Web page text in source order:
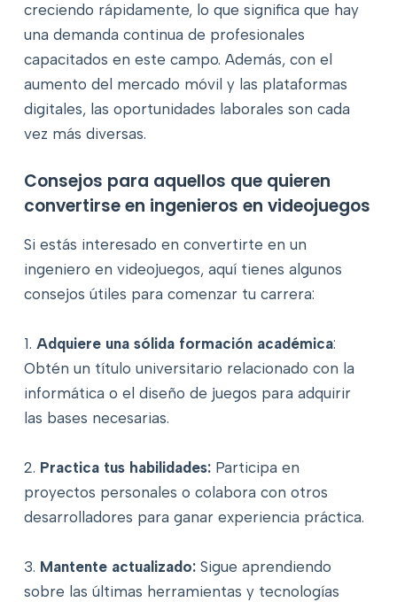
creciendo rápidamente, lo que significa que hay
una demanda continua de profesionales
capacitados en este campo. Además, con el
aumento del mercado móvil y las plataformas
digitales, las oportunidades laborales son cada
vez más diversas.
Consejos para aquellos que quieren
convertirse en ingenieros en videojuegos
Si estás interesado en convertirte en un
ingeniero en videojuegos, aquí tienes algunos
consejos útiles para comenzar tu carrera:
1. Adquiere una sólida formación académica:
Obtén un título universitario relacionado con la
informática o el diseño de juegos para adquirir
las bases necesarias.
2. Practica tus habilidades:Participa en
proyectos personales o colabora con otros
desarrolladores para ganar experiencia práctica.
3. Mantente actualizado:Sigue aprendiendo
sobre las últimas herramientas y tecnologías